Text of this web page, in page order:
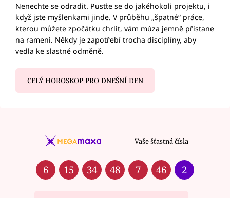
Nenechte se odradit. Pusťte se do jakéhokoli projektu, i
když jste myšlenkami jinde. V průběhu „špatné“ práce,
kterou můžete zpočátku chrlit, vám múza jemně přistane
na rameni. Někdy je zapotřebí trocha disciplíny, aby
vedla ke slastné odměně.
CELÝ HOROSKOP PRO DNEŠNÍ DEN
Vaše šťastná čísla
6 15 34 48 7 46 2